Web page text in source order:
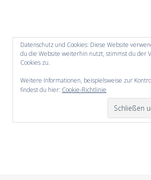
Datenschutz und Cookies: Diese Website
du die Website weiterhin nutzt, stimmst du der
Cookies zu.
Weitere Informationen, beispielsweise zur
findest du hier: Cookie-Richtlinie